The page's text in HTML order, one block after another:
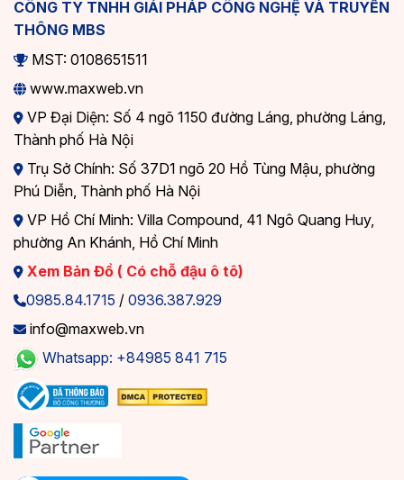
CÔNG TY TNHH GIẢI PHÁP CÔNG NGHỆ VÀ TRUYỀN
THÔNG MBS
MST: 0108651511
www.maxweb.vn
VP Đại Diện: Số 4 ngõ 1150 đường Láng, phường Láng,
Thành phố Hà Nội
Trụ Sở Chính: Số 37D1 ngõ 20 Hồ Tùng Mậu, phường
Phú Diễn, Thành phố Hà Nội
VP Hồ Chí Minh: Villa Compound, 41 Ngô Quang Huy,
phường An Khánh, Hồ Chí Minh
Xem Bản Đồ ( Có chỗ đậu ô tô)
0985.84.1715 / 0936.387.929
info@maxweb.vn
Whatsapp: +84985 841 715